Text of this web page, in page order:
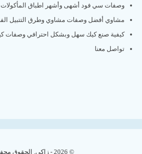
وصفات سي فود أشهى وأشهر اطباق المأكولات
مشاوي أفضل وصفات مشاوي وطرق التتبيل
كيفية صنع كيك سهل وبشكل احترافي وصفات
تواصل معنا
© 2026 - زاكي. الحقوق محفوظة.